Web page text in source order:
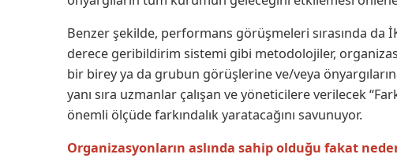
Benzer şekilde, performans görüşmeleri sırasında da
derece geribildirim sistemi gibi metodolojiler,
bir birey ya da grubun görüşlerine ve/veya
yanı sıra uzmanlar çalışan ve yöneticilere verilecek
önemli ölçüde farkındalık yaratacağını savunuyor.
Organizasyonların aslında sahip olduğu fakat